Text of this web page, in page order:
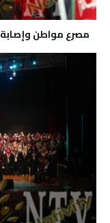
مصرع مواطن وإصابة 3 آخرين جراء حادث سير في أريحا